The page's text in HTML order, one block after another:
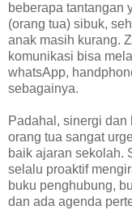
beberapa tantangan
(orang tua) sibuk,
anak masih kurang.
komunikasi bisa
whatsApp,
sebagainya.
Padahal, sinergi dan
orang tua sangat
baik ajaran sekolah.
selalu proaktif
buku penghubung,
dan ada agenda